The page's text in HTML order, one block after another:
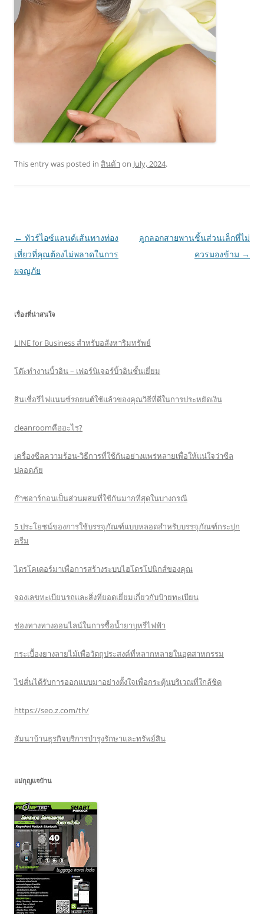
This entry was posted in สินค้า on July, 2024.
Post
navigation
← ทัวร์ไอซ์แลนด์เส้นทางท่อง
เที่ยวที่คุณต้องไม่พลาดในการ
ผจญภัย
ลูกลอกสายพานชิ้นส่วนเล็กที่ไม่
ควรมองข้าม →
เรื่องที่น่าสนใจ
LINE for Business สำหรับอสังหาริมทรัพย์
โต๊ะทำงานบิ้วอิน – เฟอร์นิเจอร์บิ้วอินชั้นเยี่ยม
สินเชื่อรีไฟแนนซ์รถยนต์ใช้แล้วของคุณวิธีที่ดีในการประหยัดเงิน
cleanroomคืออะไร?
เครื่องซีลความร้อน-วิธีการที่ใช้กันอย่างแพร่หลายเพื่อให้แน่ใจว่าซีล
ปลอดภัย
ก๊าซอาร์กอนเป็นส่วนผสมที่ใช้กันมากที่สุดในบางกรณี
5 ประโยชน์ของการใช้บรรจุภัณฑ์แบบหลอดสำหรับบรรจุภัณฑ์กระปุก
ครีม
ไตรโคเดอร์มาเพื่อการสร้างระบบไฮโดรโปนิกส์ของคุณ
จองเลขทะเบียนรถและสิ่งที่ยอดเยี่ยมเกี่ยวกับป้ายทะเบียน
ช่องทางทางออนไลน์ในการซื้อน้ำยาบุหรี่ไฟฟ้า
กระเบื้องยางลายไม้เพื่อวัตถุประสงค์ที่หลากหลายในอุตสาหกรรม
ไข่สั่นได้รับการออกแบบมาอย่างตั้งใจเพื่อกระตุ้นบริเวณที่ใกล้ชิด
https://seo.z.com/th/
สัมนาบ้านธุรกิจบริการบำรุงรักษาและทรัพย์สิน
แม่กุญแจบ้าน